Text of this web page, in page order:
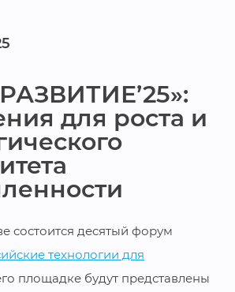
для роста и
состоится десятый форум
технологии для
площадке будут представлены